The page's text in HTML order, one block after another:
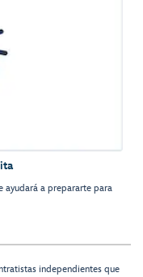
ayudará a prepararte para
independientes que